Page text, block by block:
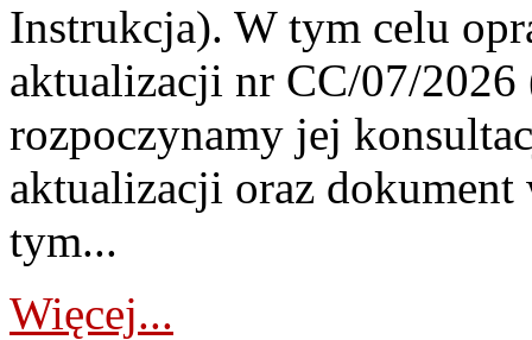
Instrukcja). W tym celu
aktualizacji nr CC/07/
rozpoczynamy jej
aktualizacji oraz
tym...
Więcej...